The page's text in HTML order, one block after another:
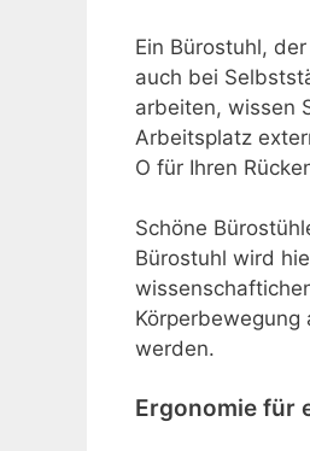
Ein Bürostuhl,
auch bei
arbeiten, wissen
Arbeitsplatz
O für Ihren
Schöne
Bürostuhl wird
werden.
Ergonomie für